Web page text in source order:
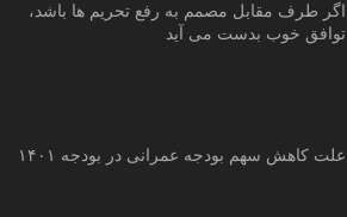
اگر طرف مقابل مصمم به رفع تحریم ها باشد،
توافق خوب بدست می آید
علت کاهش سهم بودجه عمرانی در بودجه ۱۴۰۱